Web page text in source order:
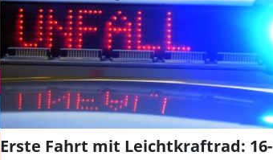
Erste Fahrt mit Leichtkraftrad: 16-